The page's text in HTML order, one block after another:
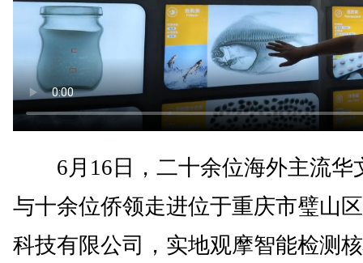
6月16日，二十余位海外主流华
与十余位侨领走进位于重庆市璧山
科技有限公司，实地观摩智能检测